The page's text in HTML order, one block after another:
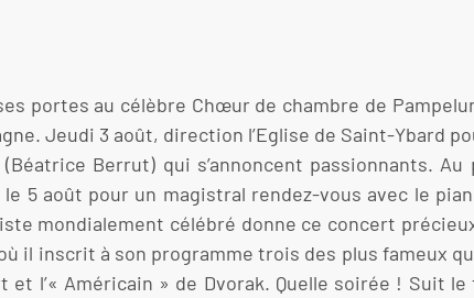
portes au célèbre Chœur de chambre de
Jeudi 3 août, direction l’Eglise de Saint-Ybard
Berrut) qui s’annoncent passionnants.
5 août pour un magistral rendez-vous avec le
mondialement célébré donne ce concert
il inscrit à son programme trois des plus fameux
et l’« Américain » de Dvorak. Quelle soirée ! Suit